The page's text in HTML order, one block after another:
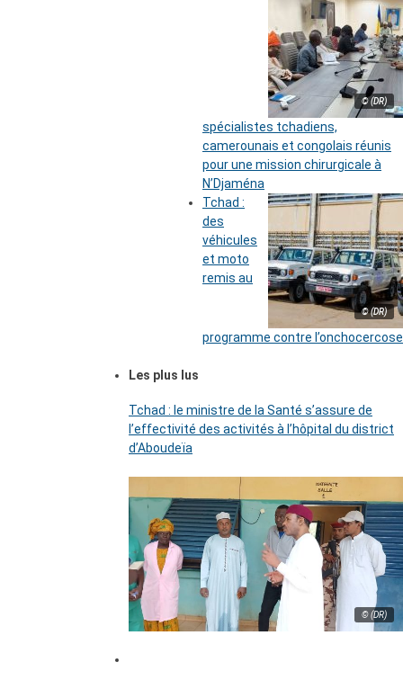
© (DR)
spécialistes tchadiens,
camerounais et congolais réunis
pour une mission chirurgicale à
N’Djaména
© (DR)
Tchad :
des
véhicules
et moto
remis au
programme contre l’onchocercose
Les plus lus
Tchad : le ministre de la Santé s’assure de
l’effectivité des activités à l’hôpital du district
d’Aboudeïa
© (DR)